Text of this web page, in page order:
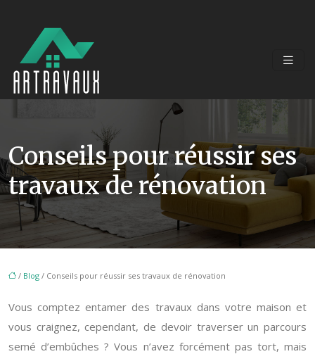
Conseils pour réussir ses
travaux de rénovation
/ Blog / Conseils pour réussir ses travaux de rénovation
Vous comptez entamer des travaux dans votre maison et
vous craignez, cependant, de devoir traverser un parcours
semé d’embûches ? Vous n’avez forcément pas tort, mais